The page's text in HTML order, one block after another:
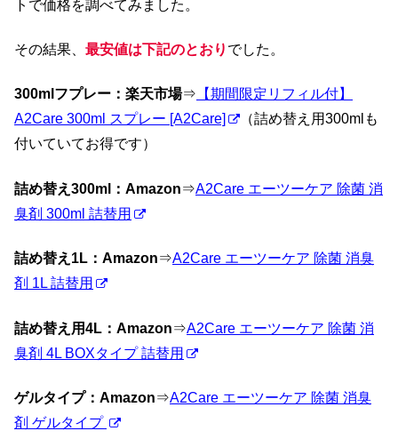
トで価格を調べてみました。
その結果、 最安値は下記のとおり でした。
300mlフプレー：楽天市場⇒ 【期間限定リフィル付】
A2Care 300ml スプレー [A2Care]
（詰め替え用300mlも
付いていてお得です）
詰め替え300ml：Amazon⇒A2Care エーツーケア 除菌 消
臭剤 300ml 詰替用
詰め替え1L：Amazon⇒A2Care エーツーケア 除菌 消臭
剤 1L 詰替用
詰め替え用4L：Amazon⇒A2Care エーツーケア 除菌 消
臭剤 4L BOXタイプ 詰替用
ゲルタイプ：Amazon⇒A2Care エーツーケア 除菌 消臭
剤 ゲルタイプ